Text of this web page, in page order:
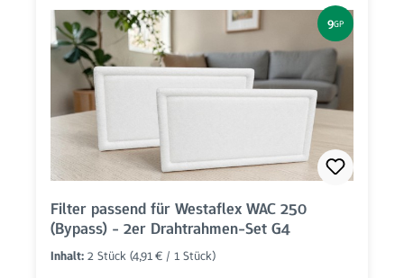
9GP
Filter passend für Westaflex WAC 250
(Bypass) - 2er Drahtrahmen-Set G4
Inhalt: 2 Stück (4,91 € / 1 Stück)